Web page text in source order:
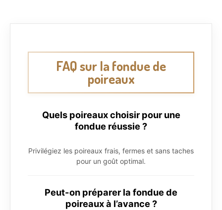
FAQ sur la fondue de
poireaux
Quels poireaux choisir pour une
fondue réussie ?
Privilégiez les poireaux frais, fermes et sans taches
pour un goût optimal.
Peut-on préparer la fondue de
poireaux à l’avance ?